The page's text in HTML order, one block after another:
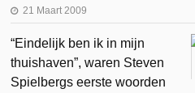
21 Maart 2009
“Eindelijk ben ik in mijn
thuishaven”, waren Steven
Spielbergs eerste woorden